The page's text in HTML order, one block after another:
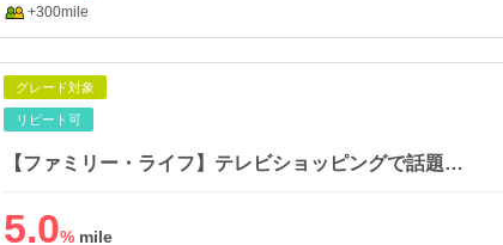
+300mile
グレード対象
リピート可
【ファミリー・ライフ】テレビショッピングで話題の商品勢ぞろい！
5.0%